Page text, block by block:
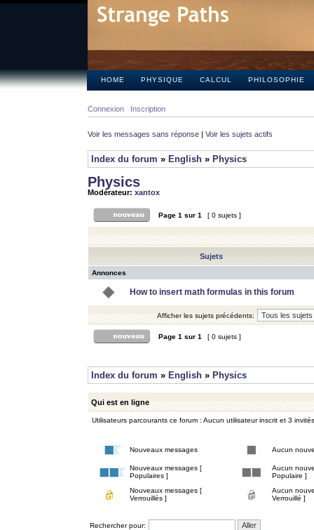
HOME PHYSIQUE CALCUL PHILOSOPHIE
Connexion Inscription
Voir les messages sans réponse | Voir les sujets actifs
Index du forum » English » Physics
Physics
Modérateur: xantox
Page 1 sur 1 [ 0 sujets ]
Sujets
Annonces
How to insert math formulas in this forum
Afficher les sujets précédents:
Page 1 sur 1 [ 0 sujets ]
Index du forum » English » Physics
Qui est en ligne
Utilisateurs parcourants ce forum : Aucun utilisateur inscrit et 3 invités
Nouveaux messages Aucun
Nouveaux messages [
Populaires ]
Aucun
Populaire ]
Nouveaux messages [
Verrouillés ]
Aucun
Verrouillé ]
Rechercher pour: